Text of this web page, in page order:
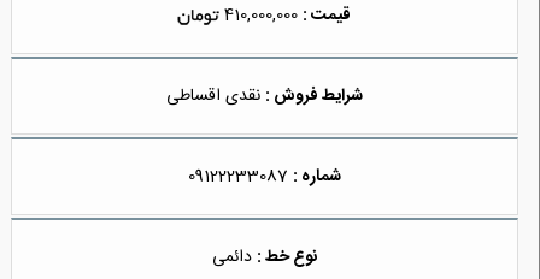
قیمت :
شرایط فروش : نقدی اقساطی
شماره : 09122233087
نوع خط : دائمی